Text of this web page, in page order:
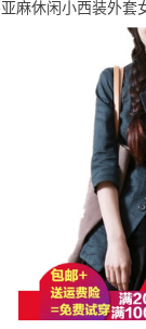
麻休闲小西装外